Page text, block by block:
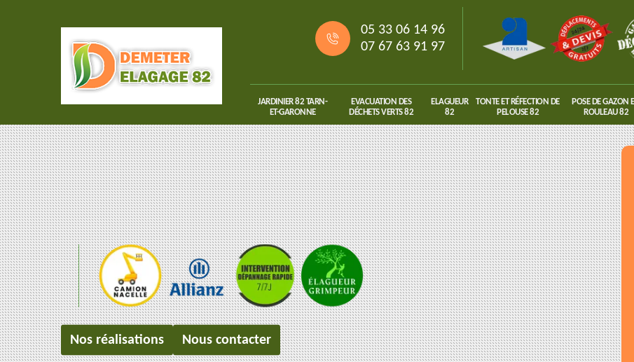
05 33 06 14 96
07 67 63 91 97
JARDINIER 82 TARN-
ET-GARONNE
EVACUATION DES
DÉCHETS VERTS 82
ELAGUEUR
82
TONTE ET RÉFECTION DE
PELOUSE 82
POSE DE GAZON
ROULEAU 82
Nos réalisations Nous contacter